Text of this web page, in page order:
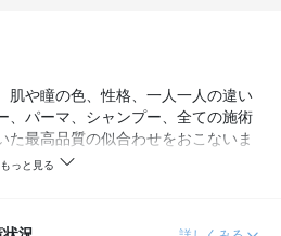
肌や瞳の色、性格、一人一人の違い
、パーマ、シャンプー、全ての施術
た最高品質の似合わせをおこないま